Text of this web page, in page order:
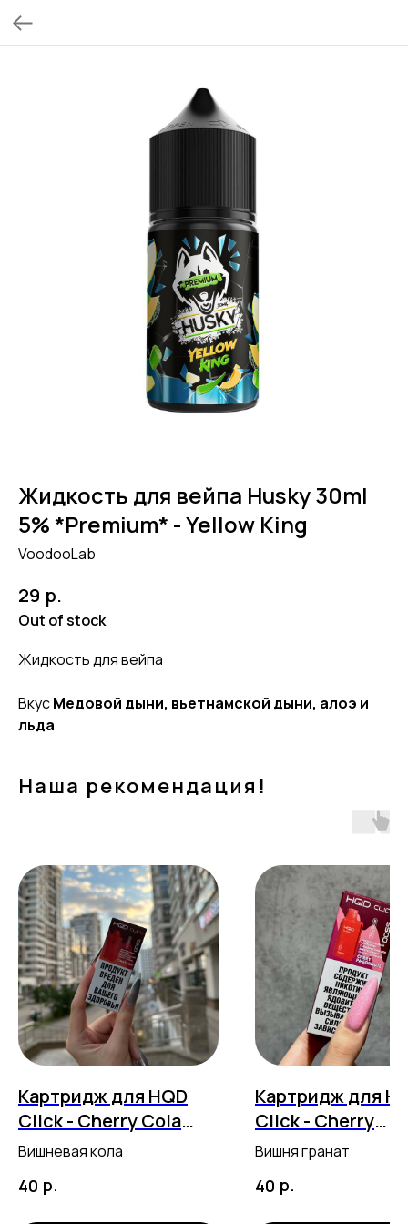
Жидкость для вейпа Husky 30ml
5% *Premium* - Yellow King
VoodooLab
29 р.
Out of stock
Жидкость для вейпа
ВкусМедовой дыни, вьетнамской дыни, алоэ и
льда
Наша рекомендация!
Картридж для HQD
Click - Cherry Cola
(5500 затяжек)
Вишневая кола
40 р.
Картридж для
Click - Cherry
Pomegranate
Вишня гранат
40 р.